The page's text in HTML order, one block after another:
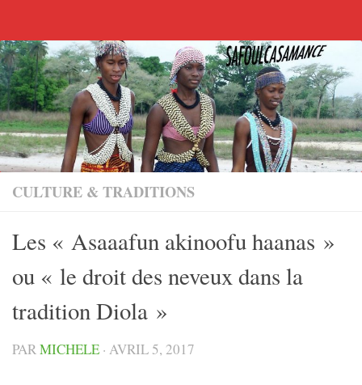
CULTURE & TRADITIONS
Les « Asaaafun akinoofu haanas »
ou « le droit des neveux dans la
tradition Diola »
PARMICHELE · AVRIL 5, 2017